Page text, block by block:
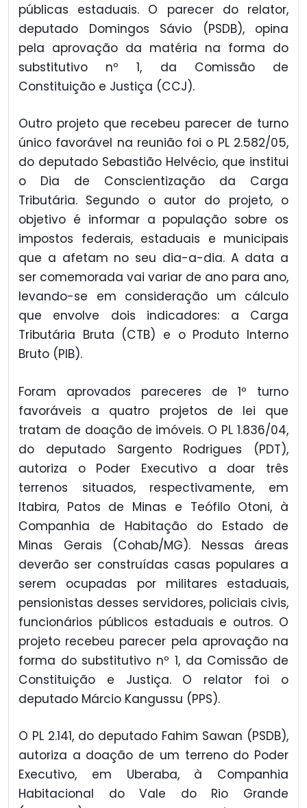
públicas estaduais. O parecer do relator,
deputado Domingos Sávio (PSDB), opina
pela aprovação da matéria na forma do
substitutivo nº 1, da Comissão de
Constituição e Justiça (CCJ).
Outro projeto que recebeu parecer de turno
único favorável na reunião foi o PL 2.582/05,
do deputado Sebastião Helvécio, que institui
o Dia de Conscientização da Carga
Tributária. Segundo o autor do projeto, o
objetivo é informar a população sobre os
impostos federais, estaduais e municipais
que a afetam no seu dia-a-dia. A data a
ser comemorada vai variar de ano para ano,
levando-se em consideração um cálculo
que envolve dois indicadores: a Carga
Tributária Bruta (CTB) e o Produto Interno
Bruto (PIB).
Foram aprovados pareceres de 1º turno
favoráveis a quatro projetos de lei que
tratam de doação de imóveis. O PL 1.836/04,
do deputado Sargento Rodrigues (PDT),
autoriza o Poder Executivo a doar três
terrenos situados, respectivamente, em
Itabira, Patos de Minas e Teófilo Otoni, à
Companhia de Habitação do Estado de
Minas Gerais (Cohab/MG). Nessas áreas
deverão ser construídas casas populares a
serem ocupadas por militares estaduais,
pensionistas desses servidores, policiais civis,
funcionários públicos estaduais e outros. O
projeto recebeu parecer pela aprovação na
forma do substitutivo nº 1, da Comissão de
Constituição e Justiça. O relator foi o
deputado Márcio Kangussu (PPS).
O PL 2.141, do deputado Fahim Sawan (PSDB),
autoriza a doação de um terreno do Poder
Executivo, em Uberaba, à Companhia
Habitacional do Vale do Rio Grande